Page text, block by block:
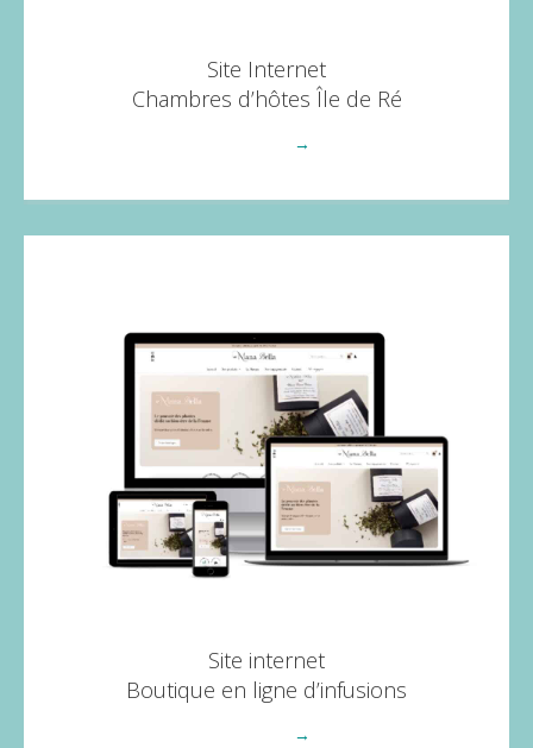
Site Internet
Chambres d’hôtes Île de Ré
→
Site internet
Boutique en ligne d’infusions
→